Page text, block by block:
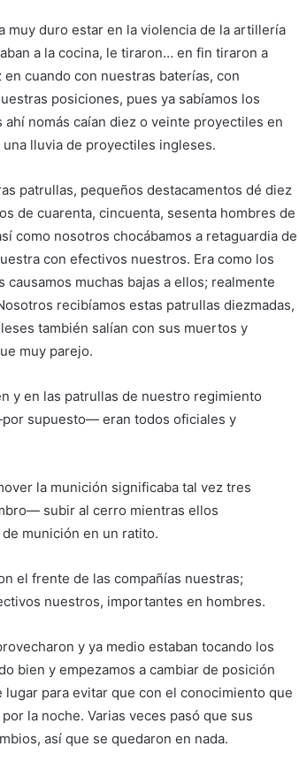
duro estar en la violencia de la artillería
a la cocina, le tiraron… en fin tiraron a
cuando con nuestras baterías, con
posiciones, pues ya sabíamos los
nomás caían diez o veinte proyectiles en
lluvia de proyectiles ingleses.
patrullas, pequeños destacamentos dé diez
de cuarenta, cincuenta, sesenta hombres de
como nosotros chocábamos a retaguardia de
con efectivos nuestros. Era como los
muchas bajas a ellos; realmente
recibíamos estas patrullas diezmadas,
también salían con sus muertos y
muy parejo.
y en las patrullas de nuestro regimiento
supuesto— eran todos oficiales y
la munición significaba tal vez tres
subir al cerro mientras ellos
munición en un ratito.
el frente de las compañías nuestras;
nuestros, importantes en hombres.
y ya medio estaban tocando los
bien y empezamos a cambiar de posición
para evitar que con el conocimiento que
la noche. Varias veces pasó que sus
así que se quedaron en nada.